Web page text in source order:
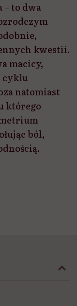
to dwa
kwestii.
macicy,
cyklu
natomiast
którego
ból,